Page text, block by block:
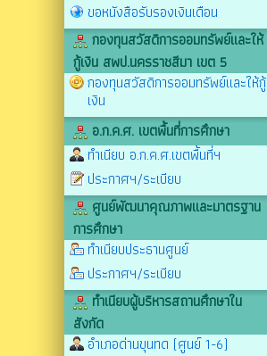
ขอหนังสือรับรองเงินเดือน
กองทุนสวัสดิการออมทรัพย์และให้
กู้เงิน สพป.นครราชสีมา เขต 5
กองทุนสวัสดิการออมทรัพย์และให้กู้
เงิน
อ.ก.ค.ศ. เขตพื้นที่การศึกษา
ทำเนียบ อ.ก.ค.ศ.เขตพื้นที่ฯ
ประกาศฯ/ระเบียบ
ศูนย์พัฒนาคุณภาพและมาตรฐาน
การศึกษา
ทำเนียบประธานศูนย์
ประกาศฯ/ระเบียบ
ทำเนียบผู้บริหารสถานศึกษาใน
สังกัด
อำเภอด่านขุนทด (ศูนย์ 1-6)